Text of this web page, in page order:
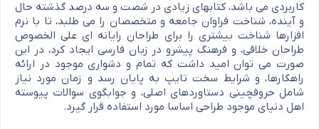
کاربردی می باشد، کتابهای زیادی در شصت و سه درصد گذشته حال
و آینده، شناخت فراوان جامعه و متخصصان را می طلبد، تا با نرم
افزارها شناخت بیشتری را برای طراحان رایانه ای علی الخصوص
طراحان خلاقی، و فرهنگ پیشرو در زبان فارسی ایجاد کرد، در این
صورت می توان امید داشت که تمام و دشواری موجود در ارائه
راهکارها، و شرایط سخت تایپ به پایان رسد و زمان مورد نیاز
شامل حروفچینی دستاوردهای اصلی، و جوابگوی سوالات پیوسته
اهل دنیای موجود طراحی اساسا مورد استفاده قرار گیرد.